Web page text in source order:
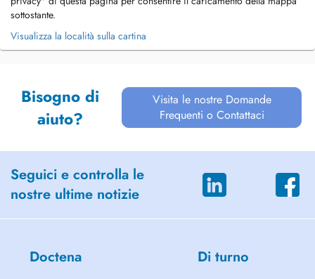
sottostante.
Visualizza la località sulla cartina
Bisogno di
aiuto?
Visita le nostre Domande
Frequenti o Contattaci
Seguici e controlla le
nostre ultime notizie
Doctena Di turno